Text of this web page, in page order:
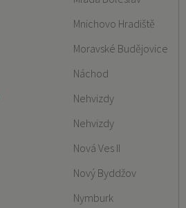
Mnichovo Hradiště
Moravské Budějovice
Náchod
Nehvizdy
Nehvizdy
Nová Ves II
Nový Byddžov
Nymburk